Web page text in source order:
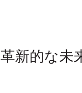
革新的な未